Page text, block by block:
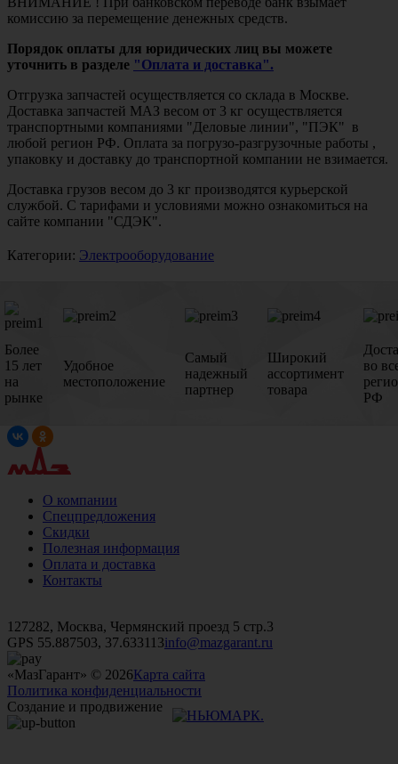
комиссию за перемещение денежных средств.
Порядок оплаты для юридических лиц вы можете
уточнить в разделе "Оплата и доставка".
Отгрузка запчастей осуществляется со склада в Москве.
Доставка запчастей МАЗ весом от 3 кг осуществляется
транспортными компаниями "Деловые линии", "ПЭК" в
любой регион РФ. Оплата за погрузо-разгрузочные работы ,
упаковку и доставку до транспортной компании не взимается.
Доставка грузов весом до 3 кг производятся курьерской
службой. С тарифами и условиями можно ознакомиться на
сайте компании "СДЭК".
Категории: Электрооборудование
Более
15 лет
на
рынке
Удобное
местоположение
Самый
надежный
партнер
Широкий
ассортимент
товара
во
РФ
О компании
Спецпредложения
Скидки
Полезная информация
Оплата и доставка
Контакты
127282, Москва, Чермянский проезд 5 стр.3
GPS 55.887503, 37.633113info@mazgarant.ru
«МазГарант» © 2026Карта сайта
Политика конфиденциальности
Создание и продвижение